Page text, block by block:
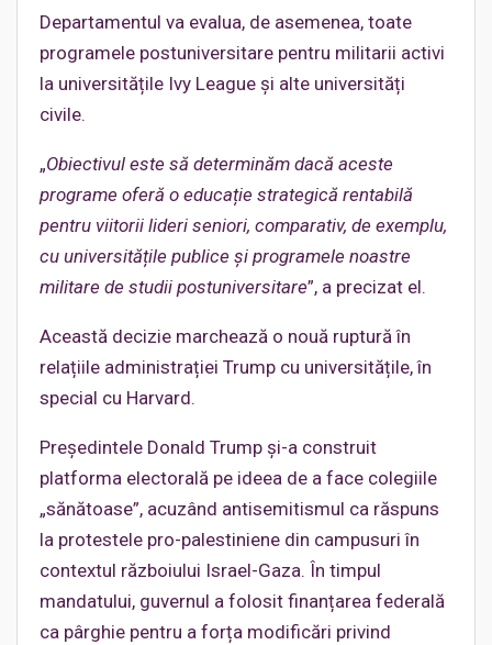
Departamentul va evalua, de asemenea, toate
programele postuniversitare pentru militarii activi
la universitățile Ivy League și alte universități
civile.
„Obiectivul este să determinăm dacă aceste
programe oferă o educație strategică rentabilă
pentru viitorii lideri seniori, comparativ, de exemplu,
cu universitățile publice și programele noastre
militare de studii postuniversitare”, a precizat el.
Această decizie marchează o nouă ruptură în
relațiile administrației Trump cu universitățile, în
special cu Harvard.
Președintele Donald Trump și-a construit
platforma electorală pe ideea de a face colegiile
„sănătoase”, acuzând antisemitismul ca răspuns
la protestele pro-palestiniene din campusuri în
contextul războiului Israel-Gaza. În timpul
mandatului, guvernul a folosit finanțarea federală
ca pârghie pentru a forța modificări privind